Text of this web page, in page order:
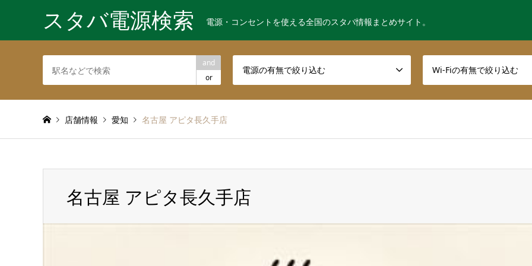
スタバ電源検索 電源・コンセントを使える全国のスタバ情報まとめサイト。
and
or
電源の有無で絞り込む Wi-Fiの有無で絞り込む
店舗情報 愛知 名古屋 アピタ長久手店
名古屋 アピタ長久手店